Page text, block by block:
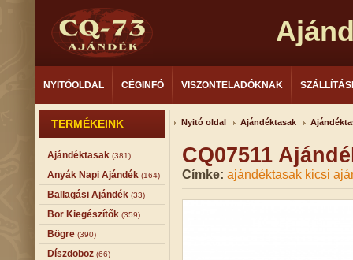
NYITÓOLDAL CÉGINFÓ VISZONTELADÓKNAK
TERMÉKEINK
Ajándéktasak (381)
Anyák Napi Ajándék (164)
Ballagási Ajándék (33)
Bor Kiegészítők (359)
Bögre (390)
Díszdoboz (66)
Nyitó oldal Ajándéktasak
CQ07511
Címke: ajándéktasak kicsi